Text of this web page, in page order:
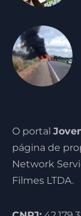
O portal
página de
Network
Filmes LTDA.